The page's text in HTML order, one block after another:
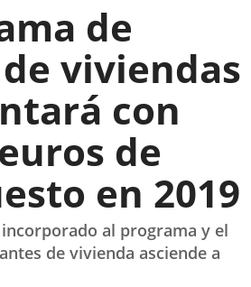
de
viviendas
con
de
en 2019
al programa y el
de vivienda asciende a